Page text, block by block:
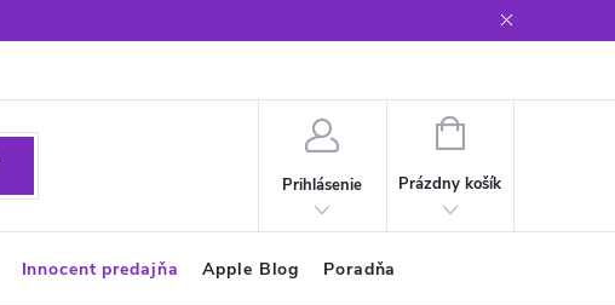
Prihlásenie
NÁKUPNÝ
Prázdny košík
Innocent predajňa Apple Blog Poradňa